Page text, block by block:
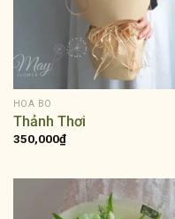
HOA BÓ
Thảnh Thơi
350,000₫